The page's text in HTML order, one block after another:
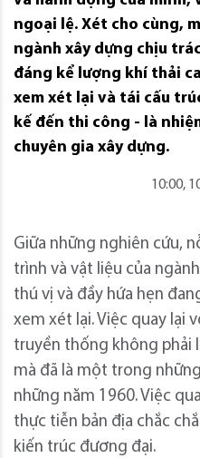
ngoại lệ. Xét cho cùng,
ngành xây dựng chịu
đáng kể lượng khí thải
xem xét lại và tái cấu
kế đến thi công - là
chuyên gia xây dựng.
10:00,
Giữa những nghiên cứu,
trình và vật liệu của
thú vị và đầy hứa hẹn
xem xét lại. Việc quay lại
truyền thống không phải
mà đã là một trong
những năm 1960. Việc
thực tiễn bản địa chắc
kiến trúc đương đại.